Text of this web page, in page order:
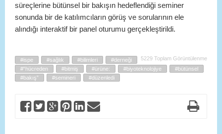
süreçlerine bütünsel bir bakışın hedeflendiği seminer
sonunda bir de katılımcıların görüş ve sorularının ele
alındığı interaktif bir panel oturumu gerçekleştirildi.
5229 Toplam Görüntülenme
#ispe #sağlık #bilimleri
#derneği
#“hücreden
#bitmiş #ürüne: #biyoteknolojiye
#bütünsel
#bakış”
#semineri #düzenledi